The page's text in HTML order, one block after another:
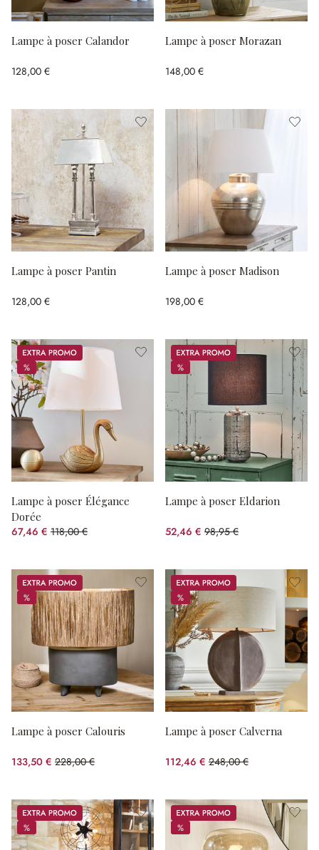
Lampe à poser Calandor
128,00 €
Lampe à poser Morazan
148,00 €
Lampe à poser Pantin
128,00 €
Lampe à poser Madison
198,00 €
Promos
%
%
Lampe à poser Élégance
Dorée
67,46 € 118,00 €
(42.83%spared)
Promos
%
%
Lampe à poser Eldarion
52,46 € 98,95 €
(46.98%spared)
Promos
%
%
Lampe à poser Calouris
133,50 € 228,00 €
(41.45%spared)
Promos
%
%
Lampe à poser Calverna
112,46 € 248,00 €
(54.65%spared)
Promos
%
%
Promos
%
%